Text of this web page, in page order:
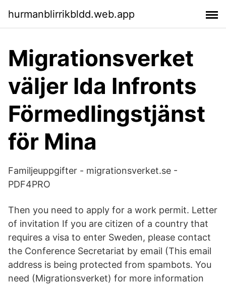
hurmanblirrikbldd.web.app
Migrationsverket
väljer Ida Infronts
Förmedlingstjänst
för Mina
Familjeuppgifter - migrationsverket.se -
PDF4PRO
Then you need to apply for a work permit. Letter
of invitation If you are citizen of a country that
requires a visa to enter Sweden, please contact
the Conference Secretariat by email (This email
address is being protected from spambots. You
need (Migrationsverket) for more information